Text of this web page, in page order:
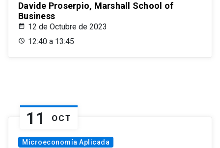
Davide Proserpio, Marshall School of
Business
12 de Octubre de 2023
12:40 a 13:45
11 OCT
Microeconomía Aplicada